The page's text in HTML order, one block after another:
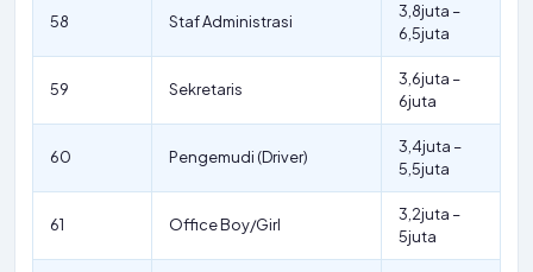
58 Staf Administrasi
3,8juta –
6,5juta
59 Sekretaris
3,6juta –
6juta
60 Pengemudi (Driver)
3,4juta –
5,5juta
61 Office Boy/Girl
3,2juta –
5juta